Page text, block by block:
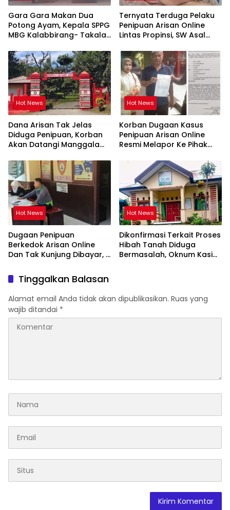
Gara Gara Makan Dua
Potong Ayam, Kepala SPPG
MBG Kalabbirang- Takalar
Ternyata Terduga Pelaku
Penipuan Arisan Online
Lintas Propinsi, SW Asal
Hot News
Dana Arisan Tak Jelas
Diduga Penipuan, Korban
Akan Datangi Manggala
Kepala Balai Kehutanan
Bulurokeng Turun Tangan
Hot News
Korban Dugaan Kasus
Penipuan Arisan Online
Resmi Melapor Ke Pihak
Hot News
Dugaan Penipuan
Berkedok Arisan Online
Dan Tak Kunjung Dibayar,
Hukum
Hot News
Dikonfirmasi Terkait Proses
Hibah Tanah Diduga
Bermasalah, Oknum Kasi
Abal Seperti Kalian”
Tinggalkan Balasan
Alamat email Anda tidak akan dipublikasikan. Ruas yang
wajib ditandai *